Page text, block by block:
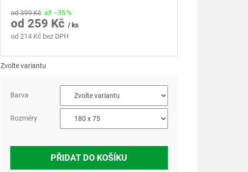
od 399 Kč až –35 %
od 259 Kč / ks
od 214 Kčbez DPH
Zvolte variantu
Barva
Rozměry
PŘIDAT DO KOŠÍKU